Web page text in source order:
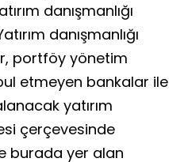
danışmanlığı
danışmanlığı
portföy yönetim
etmeyen bankalar ile
yatırım
çerçevesinde
burada yer alan